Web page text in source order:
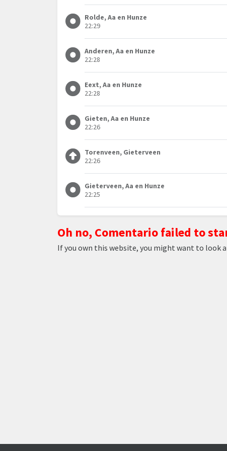
Rolde, Aa en Hunze
22:29
Anderen, Aa en Hunze
22:28
Eext, Aa en Hunze
22:28
Gieten, Aa en Hunze
22:26
Torenveen, Gieterveen
22:26
Gieterveen, Aa en Hunze
22:25
Oh no, Comentario failed to
If you own this website, you might want to look